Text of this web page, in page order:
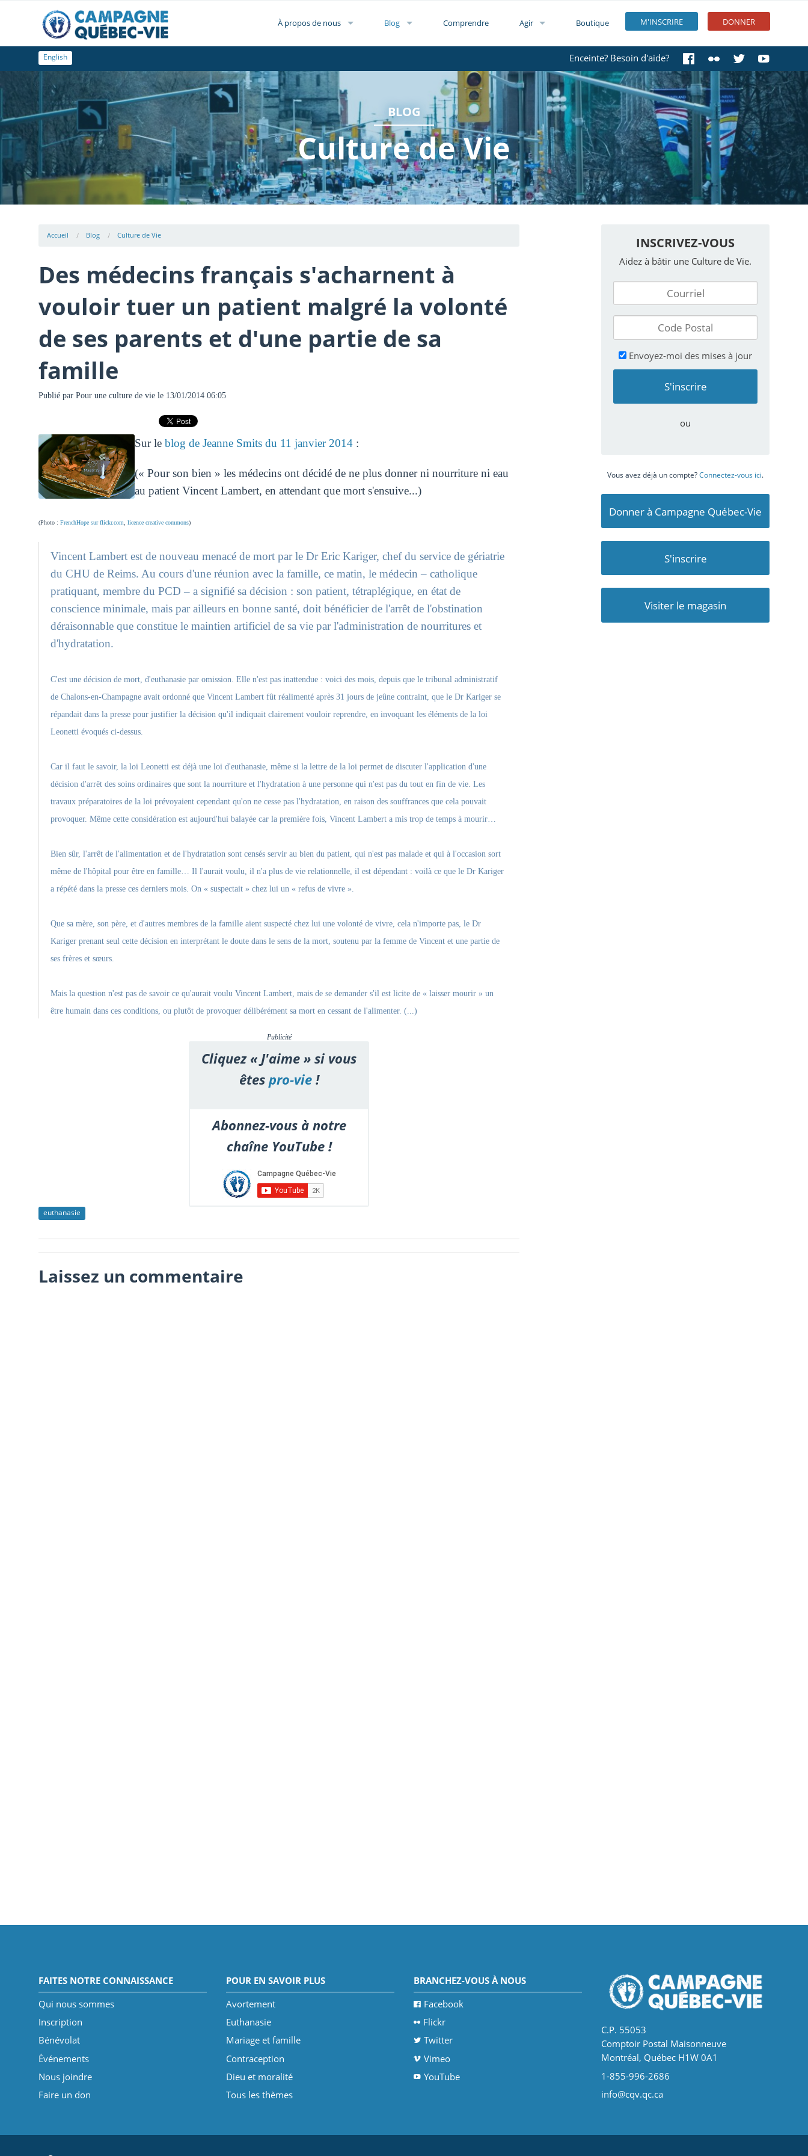
M'INSCRIRE DONNER
À propos de nous Blog Comprendre Agir Boutique
Enceinte? Besoin d'aide?
English
BLOG
Culture de Vie
Accueil Blog Culture de Vie
Des médecins français s'acharnent à
vouloir tuer un patient malgré la volonté
de ses parents et d'une partie de sa
famille
Publié par Pour une culture de viele 13/01/2014 06:05
Sur le blog de Jeanne Smits du 11 janvier 2014:
(« Pour son bien » les médecins ont décidé de ne plus donner ni nourriture ni eau
au patient Vincent Lambert, en attendant que mort s'ensuive...)
(Photo : FrenchHope sur flickr.com licence creative commons)
Vincent Lambert est de nouveau menacé de mort par le Dr Eric Kariger, chef du service de gériatrie
du CHU de Reims. Au cours d'une réunion avec la famille, ce matin, le médecin – catholique
pratiquant, membre du PCD – a signifié sa décision : son patient, tétraplégique, en état de
conscience minimale, mais par ailleurs en bonne santé, doit bénéficier de l'arrêt de l'obstination
déraisonnable que constitue le maintien artificiel de sa vie par l'administration de nourritures et
d'hydratation.
C'est une décision de mort, d'euthanasie par omission. Elle n'est pas inattendue : voici des mois, depuis que le tribunal administratif
de Chalons-en-Champagne avait ordonné que Vincent Lambert fût réalimenté après 31 jours de jeûne contraint, que le Dr Kariger se
répandait dans la presse pour justifier la décision qu'il indiquait clairement vouloir reprendre, en invoquant les éléments de la loi
Leonetti évoqués ci-dessus.
Car il faut le savoir, la loi Leonetti est déjà une loi d'euthanasie, même si la lettre de la loi permet de discuter l'application d'une
décision d'arrêt des soins ordinaires que sont la nourriture et l'hydratation à une personne qui n'est pas du tout en fin de vie. Les
travaux préparatoires de la loi prévoyaient cependant qu'on ne cesse pas l'hydratation, en raison des souffrances que cela pouvait
provoquer. Même cette considération est aujourd'hui balayée car la première fois, Vincent Lambert a mis trop de temps à mourir…
Bien sûr, l'arrêt de l'alimentation et de l'hydratation sont censés servir au bien du patient, qui n'est pas malade et qui à l'occasion sort
même de l'hôpital pour être en famille… Il l'aurait voulu, il n'a plus de vie relationnelle, il est dépendant : voilà ce que le Dr Kariger
a répété dans la presse ces derniers mois. On « suspectait » chez lui un « refus de vivre ».
Que sa mère, son père, et d'autres membres de la famille aient suspecté chez lui une volonté de vivre, cela n'importe pas, le Dr
Kariger prenant seul cette décision en interprétant le doute dans le sens de la mort, soutenu par la femme de Vincent et une partie de
ses frères et sœurs.
Mais la question n'est pas de savoir ce qu'aurait voulu Vincent Lambert, mais de se demander s'il est licite de « laisser mourir » un
être humain dans ces conditions, ou plutôt de provoquer délibérément sa mort en cessant de l'alimenter. (...)
Publicité
Cliquez « J'aime » si vous
êtespro-vie!
Abonnez-vous à notre
chaîne YouTube !
euthanasie
Laissez un commentaire
INSCRIVEZ-VOUS
Aidez à bâtir une Culture de Vie.
Envoyez-moi des mises à jour
ou
Vous avez déjà un compte?Connectez-vous ici.
Donner à Campagne Québec-Vie
S'inscrire
Visiter le magasin
FAITES NOTRE CONNAISSANCE
Qui nous sommes
Inscription
Bénévolat
Événements
Nous joindre
Faire un don
POUR EN SAVOIR PLUS
Avortement
Euthanasie
Mariage et famille
Contraception
Dieu et moralité
Tous les thèmes
BRANCHEZ-VOUS À NOUS
Facebook
Flickr
Twitter
Vimeo
YouTube
C.P. 55053
Comptoir Postal Maisonneuve
Montréal, Québec H1W 0A1
1-855-996-2686
info@cqv.qc.ca